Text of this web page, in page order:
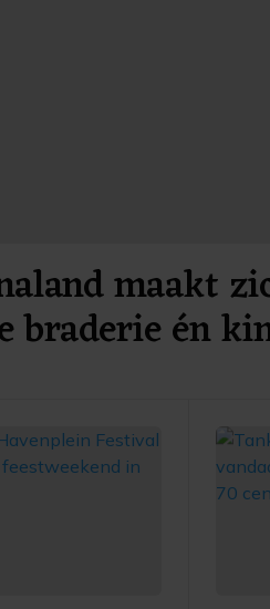
maakt
braderie én